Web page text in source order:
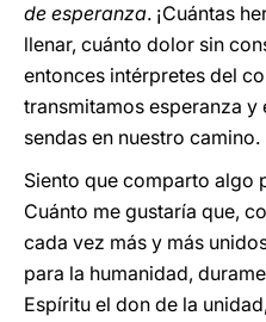
de esperanza. ¡Cuántas
llenar, cuánto dolor sin
entonces intérpretes del
transmitamos esperanza y
sendas en nuestro camino.
Siento que comparto algo
Cuánto me gustaría que,
cada vez más y más
para la humanidad,
Espíritu el don de la